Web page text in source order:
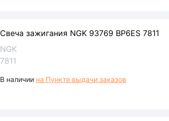
Свеча зажигания NGK 93769 BP6ES 7811
NGK
7811
В наличии на Пункте выдачи заказов